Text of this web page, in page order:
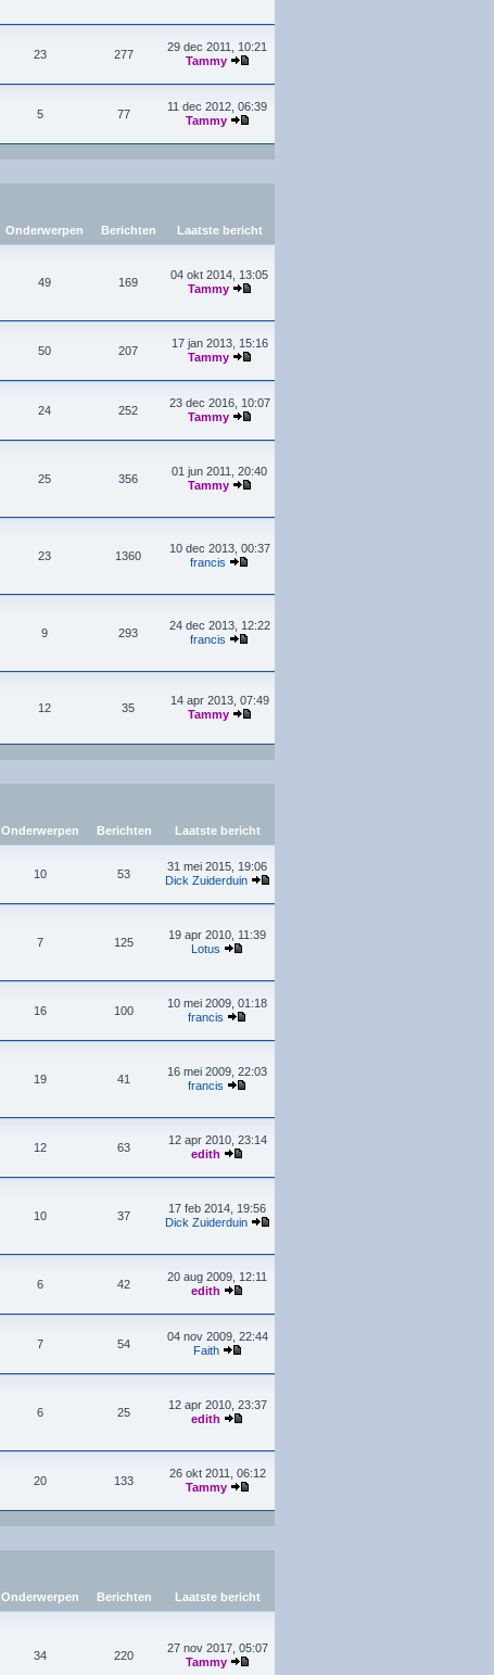
23 277
29 dec 2011, 10:21
Tammy
5 77
11 dec 2012, 06:39
Tammy
Onderwerpen Berichten Laatste bericht
49 169
04 okt 2014, 13:05
Tammy
50 207
17 jan 2013, 15:16
Tammy
24 252
23 dec 2016, 10:07
Tammy
25 356
01 jun 2011, 20:40
Tammy
23 1360
10 dec 2013, 00:37
francis
9 293
24 dec 2013, 12:22
francis
12 35
14 apr 2013, 07:49
Tammy
Onderwerpen Berichten Laatste bericht
10 53
31 mei 2015, 19:06
Dick Zuiderduin
7 125
19 apr 2010, 11:39
Lotus
16 100
10 mei 2009, 01:18
francis
19 41
16 mei 2009, 22:03
francis
12 63
12 apr 2010, 23:14
edith
10 37
17 feb 2014, 19:56
Dick Zuiderduin
6 42
20 aug 2009, 12:11
edith
7 54
04 nov 2009, 22:44
Faith
6 25
12 apr 2010, 23:37
edith
20 133
26 okt 2011, 06:12
Tammy
Onderwerpen Berichten Laatste bericht
34 220
27 nov 2017, 05:07
Tammy